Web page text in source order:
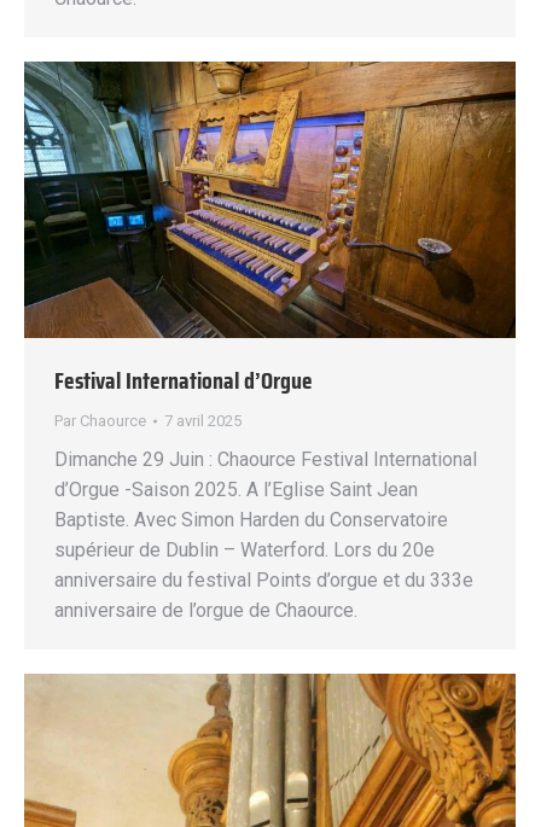
Festival International d’Orgue
Par Chaource 7 avril 2025
Dimanche 29 Juin : Chaource Festival International
d’Orgue -Saison 2025. A l’Eglise Saint Jean
Baptiste. Avec Simon Harden du Conservatoire
supérieur de Dublin – Waterford. Lors du 20e
anniversaire du festival Points d’orgue et du 333e
anniversaire de l’orgue de Chaource.